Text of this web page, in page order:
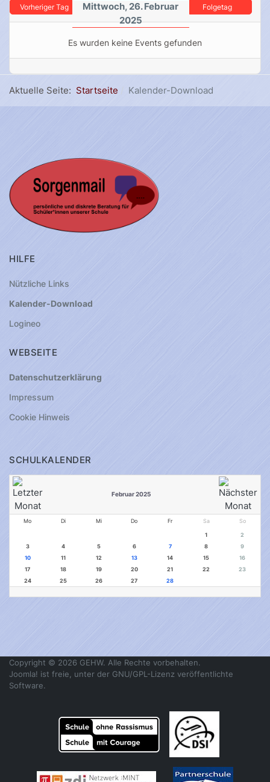
Vorheriger Tag
Mittwoch, 26. Februar
2025
Folgetag
Es wurden keine Events gefunden
Aktuelle Seite: Startseite Kalender-Download
HILFE
Nützliche Links
Kalender-Download
Logineo
WEBSEITE
Datenschutzerklärung
Impressum
Cookie Hinweis
SCHULKALENDER
Februar 2025
Mo Di Mi Do Fr Sa So
1
2
3
4 5 6 7 8
9
10
11 12 13 14 15
16
17
18 19 20 21 22
23
24
25 26 27 28
Copyright © 2026 GEHW. Alle Rechte vorbehalten.
Joomla! ist freie, unter der GNU/GPL-Lizenz veröffentlichte
Software.